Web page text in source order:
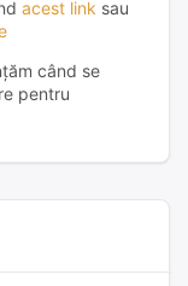
acest link sau
când se
pentru